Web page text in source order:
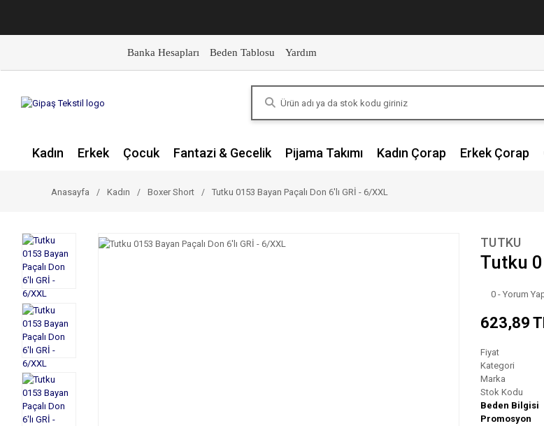
Banka Hesapları Beden Tablosu Yardım
Kadın Erkek Çocuk Fantazi & Gecelik Pijama Takımı Kadın Çorap Erkek Çorap
Anasayfa Kadın Boxer Short Tutku 0153 Bayan Paçalı Don 6'lı GRİ - 6/XXL
TUTKU
Tutku
0 - Yorum
623,89
Fiyat
Kategori
Marka
Stok Kodu
Beden Bilgisi
Promosyon